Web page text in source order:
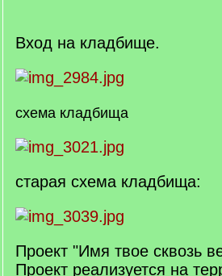
Вход на кладбище.
схема кладбища
старая схема кладбища:
Проект "Имя твое сквозь
Проект реализуется на